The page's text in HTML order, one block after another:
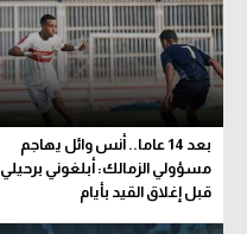
بعد 14 عاما.. أنس وائل يهاجم
مسؤولي الزمالك: أبلغوني برحيلي
قبل إغلاق القيد بأيام